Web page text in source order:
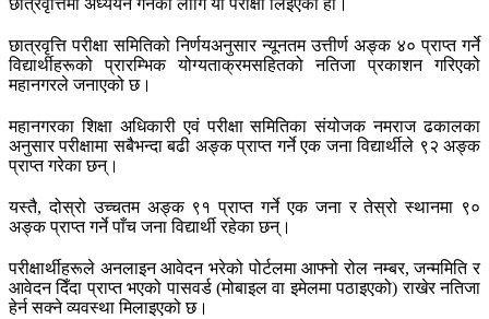
छात्रवृत्तिमा अध्ययन गर्नका लागि यो परीक्षा लिइएको हो।
छात्रवृत्ति परीक्षा समितिको निर्णयअनुसार न्यूनतम उत्तीर्ण अङ्क ४० प्राप्त गर्ने
विद्यार्थीहरूको प्रारम्भिक योग्यताक्रमसहितको नतिजा प्रकाशन गरिएको
महानगरले जनाएको छ।
महानगरका शिक्षा अधिकारी एवं परीक्षा समितिका संयोजक नमराज ढकालका
अनुसार परीक्षामा सबैभन्दा बढी अङ्क प्राप्त गर्ने एक जना विद्यार्थीले ९२ अङ्क
प्राप्त गरेका छन्।
यस्तै, दोस्रो उच्चतम अङ्क ९१ प्राप्त गर्ने एक जना र तेस्रो स्थानमा ९०
अङ्क प्राप्त गर्ने पाँच जना विद्यार्थी रहेका छन्।
परीक्षार्थीहरूले अनलाइन आवेदन भरेको पोर्टलमा आफ्नो रोल नम्बर, जन्ममिति र
आवेदन दिँदा प्राप्त भएको पासवर्ड (मोबाइल वा इमेलमा पठाइएको) राखेर नतिजा
हेर्न सक्ने व्यवस्था मिलाइएको छ।